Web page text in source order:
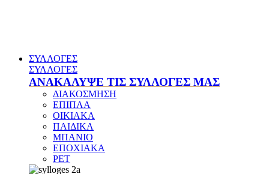
ΣΥΛΛΟΓΕΣ
ΣΥΛΛΟΓΕΣ
ΑΝΑΚΑΛΥΨΕ ΤΙΣ ΣΥΛΛΟΓΕΣ ΜΑΣ
ΔΙΑΚΟΣΜΗΣΗ
ΕΠΙΠΛΑ
ΟΙΚΙΑΚΑ
ΠΑΙΔΙΚΑ
ΜΠΑΝΙΟ
ΕΠΟΧΙΑΚΑ
PET